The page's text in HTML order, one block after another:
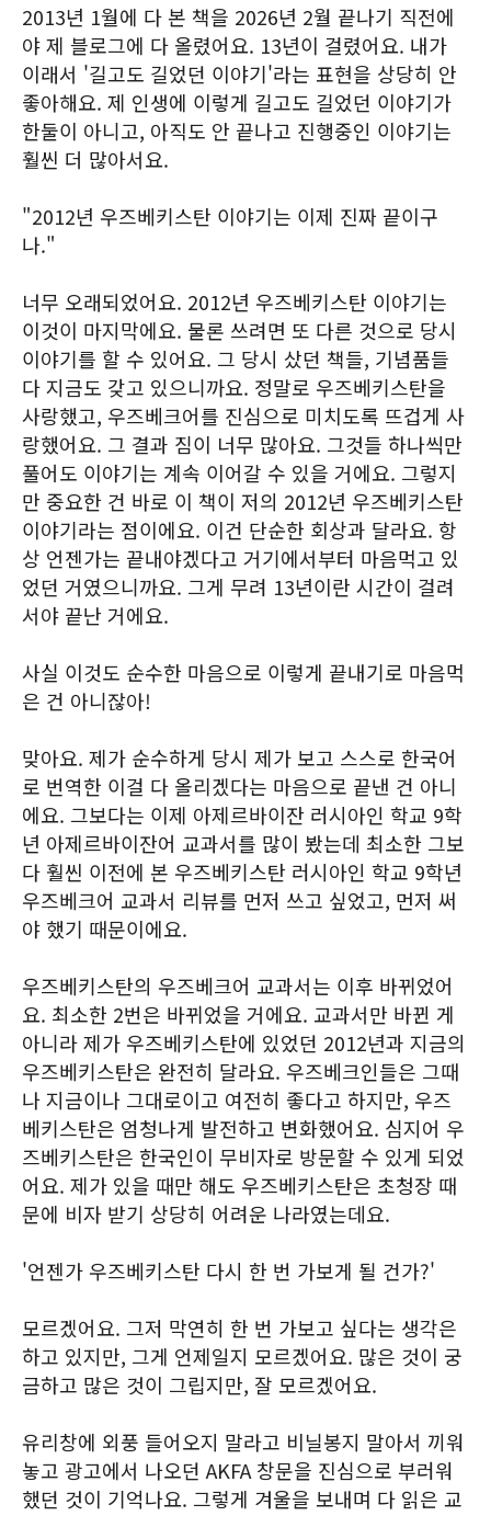
2013년 1월에 다 본 책을 2026년 2월 끝나기 직전에
야 제 블로그에 다 올렸어요. 13년이 걸렸어요. 내가
이래서 '길고도 길었던 이야기'라는 표현을 상당히 안
좋아해요. 제 인생에 이렇게 길고도 길었던 이야기가
한둘이 아니고, 아직도 안 끝나고 진행중인 이야기는
훨씬 더 많아서요.
"2012년 우즈베키스탄 이야기는 이제 진짜 끝이구
나."
너무 오래되었어요. 2012년 우즈베키스탄 이야기는
이것이 마지막에요. 물론 쓰려면 또 다른 것으로 당시
이야기를 할 수 있어요. 그 당시 샀던 책들, 기념품들
다 지금도 갖고 있으니까요. 정말로 우즈베키스탄을
사랑했고, 우즈베크어를 진심으로 미치도록 뜨겁게 사
랑했어요. 그 결과 짐이 너무 많아요. 그것들 하나씩만
풀어도 이야기는 계속 이어갈 수 있을 거에요. 그렇지
만 중요한 건 바로 이 책이 저의 2012년 우즈베키스탄
이야기라는 점이에요. 이건 단순한 회상과 달라요. 항
상 언젠가는 끝내야겠다고 거기에서부터 마음먹고 있
었던 거였으니까요. 그게 무려 13년이란 시간이 걸려
서야 끝난 거에요.
사실 이것도 순수한 마음으로 이렇게 끝내기로 마음먹
은 건 아니잖아!
맞아요. 제가 순수하게 당시 제가 보고 스스로 한국어
로 번역한 이걸 다 올리겠다는 마음으로 끝낸 건 아니
에요. 그보다는 이제 아제르바이잔 러시아인 학교 9학
년 아제르바이잔어 교과서를 많이 봤는데 최소한 그보
다 훨씬 이전에 본 우즈베키스탄 러시아인 학교 9학년
우즈베크어 교과서 리뷰를 먼저 쓰고 싶었고, 먼저 써
야 했기 때문이에요.
우즈베키스탄의 우즈베크어 교과서는 이후 바뀌었어
요. 최소한 2번은 바뀌었을 거에요. 교과서만 바뀐 게
아니라 제가 우즈베키스탄에 있었던 2012년과 지금의
우즈베키스탄은 완전히 달라요. 우즈베크인들은 그때
나 지금이나 그대로이고 여전히 좋다고 하지만, 우즈
베키스탄은 엄청나게 발전하고 변화했어요. 심지어 우
즈베키스탄은 한국인이 무비자로 방문할 수 있게 되었
어요. 제가 있을 때만 해도 우즈베키스탄은 초청장 때
문에 비자 받기 상당히 어려운 나라였는데요.
'언젠가 우즈베키스탄 다시 한 번 가보게 될 건가?'
모르겠어요. 그저 막연히 한 번 가보고 싶다는 생각은
하고 있지만, 그게 언제일지 모르겠어요. 많은 것이 궁
금하고 많은 것이 그립지만, 잘 모르겠어요.
유리창에 외풍 들어오지 말라고 비닐봉지 말아서 끼워
놓고 광고에서 나오던 AKFA 창문을 진심으로 부러워
했던 것이 기억나요. 그렇게 겨울을 보내며 다 읽은 교